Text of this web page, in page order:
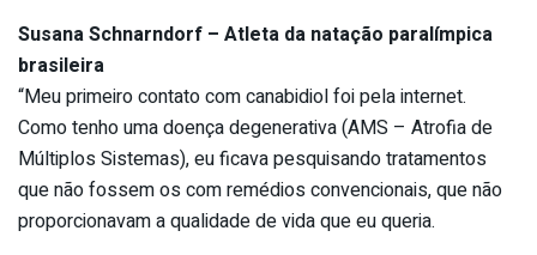
Susana Schnarndorf – Atleta da natação paralímpica
brasileira
“Meu primeiro contato com canabidiol foi pela internet.
Como tenho uma doença degenerativa (AMS – Atrofia de
Múltiplos Sistemas), eu ficava pesquisando tratamentos
que não fossem os com remédios convencionais, que não
proporcionavam a qualidade de vida que eu queria.